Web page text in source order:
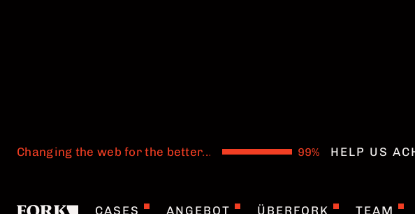
Changing the web for the better... HELP US
CASES ANGEBOT ÜBERFORK TEAM